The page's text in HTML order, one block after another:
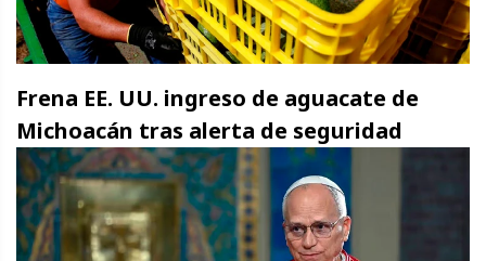
Frena EE. UU. ingreso de aguacate de
Michoacán tras alerta de seguridad